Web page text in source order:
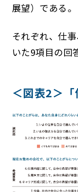
展望）である。
それぞれ、仕
いた9項目の回
＜図表2＞